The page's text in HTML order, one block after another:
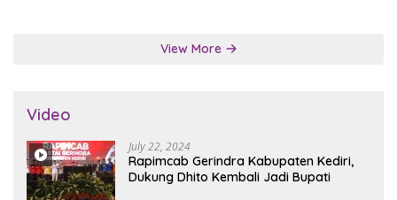
View More
Video
July 22, 2024
Rapimcab Gerindra Kabupaten Kediri,
Dukung Dhito Kembali Jadi Bupati